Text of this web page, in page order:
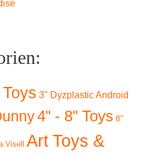
3" Dyzplastic Android
4" - 8" Toys 8"
Visell Art Toys &